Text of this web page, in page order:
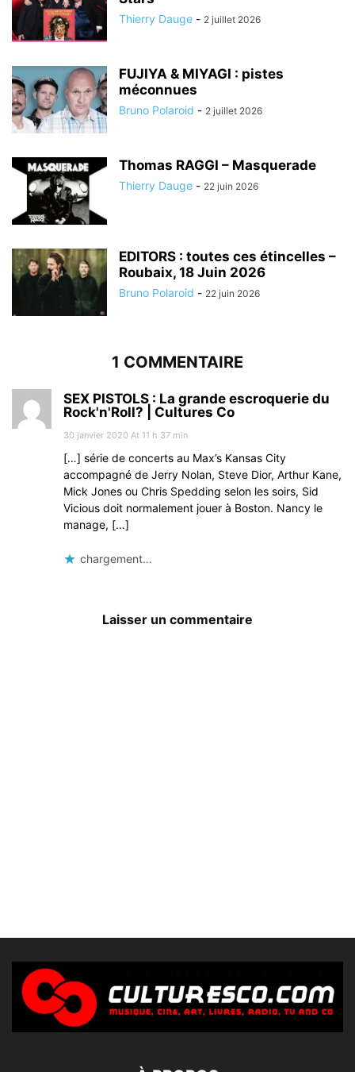
Thierry Dauge - 2 juillet 2026
FUJIYA & MIYAGI : pistes
méconnues
Bruno Polaroid - 2 juillet 2026
Thomas RAGGI – Masquerade
Thierry Dauge - 22 juin 2026
EDITORS : toutes ces étincelles –
Roubaix, 18 Juin 2026
Bruno Polaroid - 22 juin 2026
1 COMMENTAIRE
SEX PISTOLS : La grande escroquerie du
Rock'n'Roll? | Cultures Co
30 janvier 2020 At 11 h 37 min
[…] série de concerts au Max’s Kansas City
accompagné de Jerry Nolan, Steve Dior, Arthur Kane,
Mick Jones ou Chris Spedding selon les soirs, Sid
Vicious doit normalement jouer à Boston. Nancy le
manage, […]
chargement…
Laisser un commentaire